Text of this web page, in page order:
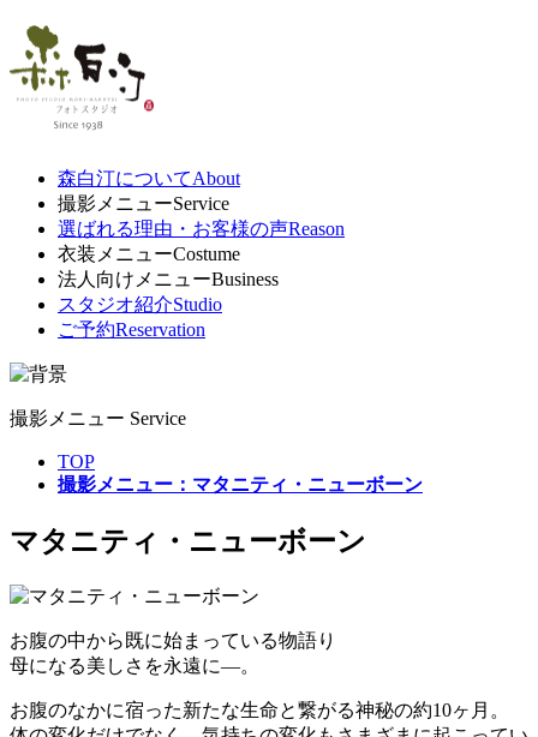
森白汀についてAbout
撮影メニューService
選ばれる理由・お客様の声Reason
衣装メニューCostume
法人向けメニューBusiness
スタジオ紹介Studio
ご予約Reservation
撮影メニュー Service
TOP
撮影メニュー：マタニティ・ニューボーン
マタニティ・ニューボーン
お腹の中から既に始まっている物語り
母になる美しさを永遠に—。
お腹のなかに宿った新たな生命と繋がる神秘の約10ヶ月。